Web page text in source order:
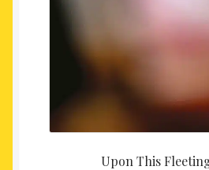
Upon This